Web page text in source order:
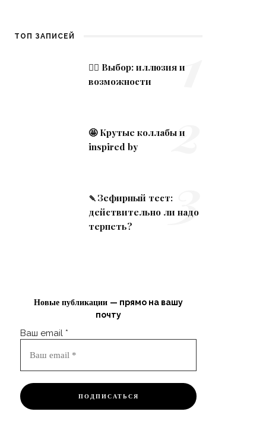
ТОП ЗАПИСЕЙ
🤹‍♀️ Выбор: иллюзия и
возможности
1
🤩 Крутые коллабы и
inspired by
2
🍡Зефирный тест:
действительно ли надо
терпеть?
3
Новые публикации — прямо на вашу
почту
Ваш email *